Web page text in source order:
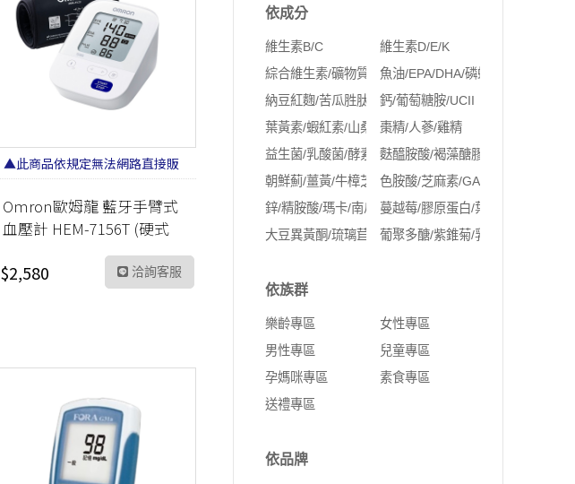
▲此商品依規定無法網路直接販
售 請加LINE洽詢▲
Omron歐姆龍 藍牙手臂式
血壓計 HEM-7156T (硬式
$2,580 洽詢客服
依成分
維生素B/C
維生素D/E/K
綜合維生素/礦物質
魚油/EPA/DHA/磷蝦油
納豆紅麴/苦瓜胜肽/Q10鈣/葡萄糖胺/UCII
葉黃素/蝦紅素/山桑子/玻尿酸
棗精/人蔘/雞精
益生菌/乳酸菌/酵素
麩醯胺酸/褐藻醣膠
朝鮮薊/薑黃/牛樟芝/紅景天色胺酸/芝麻素/GABA
鋅/精胺酸/瑪卡/南瓜籽蔓越莓/膠原蛋白/葉酸/鐵/NMN
大豆異黃酮/琉璃苣油/月見草油/聖潔莓/肌醇
葡聚多醣/紫錐菊/乳鐵蛋白
依族群
樂齡專區
女性專區
男性專區
兒童專區
孕媽咪專區
素食專區
送禮專區
依品牌